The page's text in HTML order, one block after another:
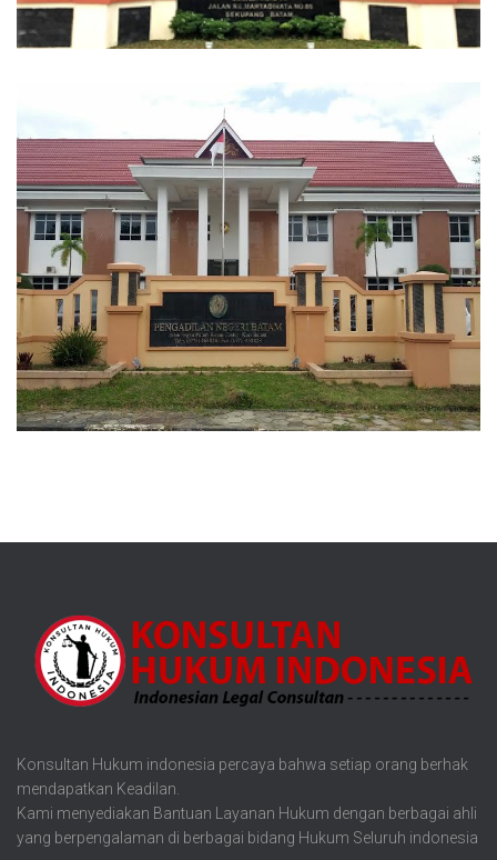
Konsultan Hukum indonesia percaya bahwa setiap orang berhak
mendapatkan Keadilan.
Kami menyediakan Bantuan Layanan Hukum dengan berbagai ahli
yang berpengalaman di berbagai bidang Hukum Seluruh indonesia